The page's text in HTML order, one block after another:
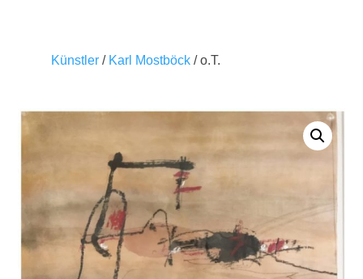
Künstler/ Karl Mostböck/ o.T.